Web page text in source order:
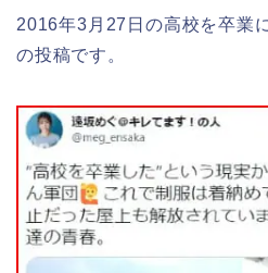
2016年3月27日の高校を卒業
の投稿です。